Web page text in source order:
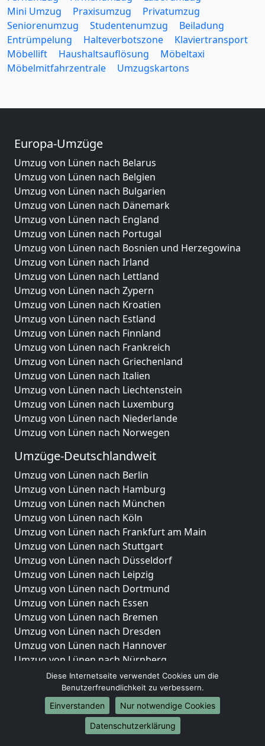
Mini Umzug
Praxisumzug
Privatumzug
Seniorenumzug
Studentenumzug
Beiladung
Entrümpelung
Halteverbotszone
Klaviertransport
Möbellift
Haushaltsauflösung
Möbeltaxi
Möbelmitfahrzentrale
Umzugskartons
Europa-Umzüge
Umzug von Lünen nach Belarus
Umzug von Lünen nach Belgien
Umzug von Lünen nach Bulgarien
Umzug von Lünen nach Dänemark
Umzug von Lünen nach England
Umzug von Lünen nach Portugal
Umzug von Lünen nach Bosnien und Herzegowina
Umzug von Lünen nach Irland
Umzug von Lünen nach Lettland
Umzug von Lünen nach Zypern
Umzug von Lünen nach Kroatien
Umzug von Lünen nach Estland
Umzug von Lünen nach Finnland
Umzug von Lünen nach Frankreich
Umzug von Lünen nach Griechenland
Umzug von Lünen nach Italien
Umzug von Lünen nach Liechtenstein
Umzug von Lünen nach Luxemburg
Umzug von Lünen nach Niederlande
Umzug von Lünen nach Norwegen
Umzüge-Deutschlandweit
Umzug von Lünen nach Berlin
Umzug von Lünen nach Hamburg
Umzug von Lünen nach München
Umzug von Lünen nach Köln
Umzug von Lünen nach Frankfurt am Main
Umzug von Lünen nach Stuttgart
Umzug von Lünen nach Düsseldorf
Umzug von Lünen nach Leipzig
Umzug von Lünen nach Dortmund
Umzug von Lünen nach Essen
Umzug von Lünen nach Bremen
Umzug von Lünen nach Dresden
Umzug von Lünen nach Hannover
Umzug von Lünen nach Nürnberg
Umzug von Lünen nach Duisburg
Umzug von Lünen nach Bochum
Umzug von Lünen nach Wuppertal
Umzug von Lünen nach Bielefeld
Umzug von Lünen nach Bonn
Diese Internetseite verwendet Cookies um die
Benutzerfreundlichkeit zu verbessern.
Einverstanden
Nur notwendige Cookies
Datenschutzerklärung